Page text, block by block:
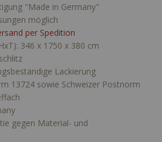
"Made in Germany"
möglich
per Spedition
346 x 1750 x 380 cm
Lackierung
13724 sowie Schweizer Postnorm
gegen Material- und